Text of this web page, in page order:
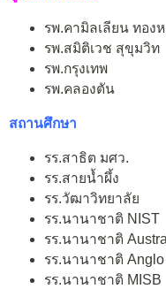
รพ.คามิลเลียน ทอง
รพ.สมิติเวช สุขุมวิท
รพ.กรุงเทพ
รพ.คลองตัน
สถานศึกษา
รร.สาธิต มศว.
รร.สายน้ำผึ้ง
รร.วัฒาวิทยาลัย
รร.นานาชาติ NIST
รร.นานาชาติ
รร.นานาชาติ
รร.นานาชาติ MISB